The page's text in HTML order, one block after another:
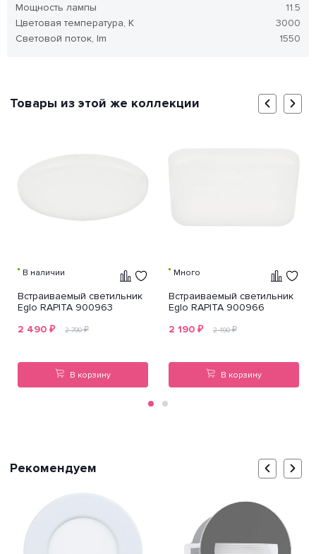
Мощность лампы
11.5
Цветовая температура, K
3000
Световой поток, lm
1550
Товары из этой же коллекции
В наличии
Встраиваемый светильник
Eglo RAPITA 900963
2 490 ₽ 2 790₽
В корзину
Много
Встраиваемый светильник
Eglo RAPITA 900966
2 190 ₽ 2 490₽
В корзину
Рекомендуем